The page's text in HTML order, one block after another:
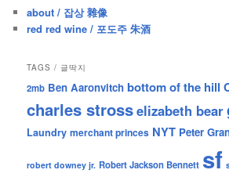
about / 잡상 雜像
red red wine / 포도주 朱酒
TAGS / 글딱지
2mb Ben Aaronvitch bottom of the hill
charles strosselizabeth bear
Laundry merchant princes NYT Peter
robert downey jr. Robert Jackson Bennett sf